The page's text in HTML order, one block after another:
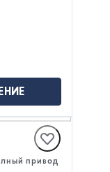
привод